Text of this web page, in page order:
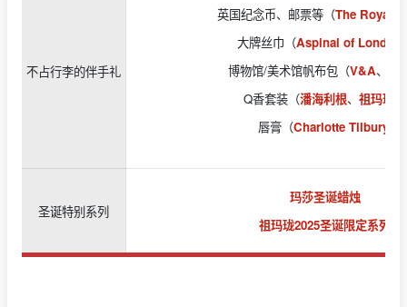
不占行李的伴手礼
英国纪念币、邮票等（The Royal
大牌丝巾（Aspinal of London
博物馆/美术馆帆布包（V&A、
Q香套装（潘海利根、 祖玛珑
唇膏（Charlotte Tilbury
圣诞特别系列
玛莎圣诞蜡烛
祖玛珑2025圣诞限定系列